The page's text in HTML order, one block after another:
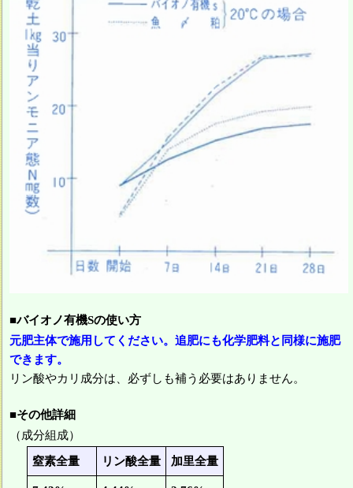
■バイオノ有機Sの使い方
元肥主体で施用してください。追肥にも化学肥料と同様に施肥
できます。
リン酸やカリ成分は、必ずしも補う必要はありません。
■その他詳細
（成分組成）
窒素全量 リン酸全量 加里全量